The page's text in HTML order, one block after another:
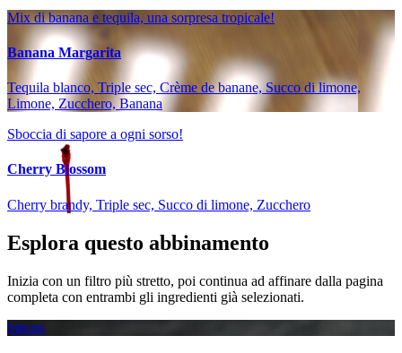
Mix di banana e tequila, una sorpresa tropicale!
Banana Margarita
Tequila blanco, Triple sec, Crème de banane, Succo di limone,
Limone, Zucchero, Banana
Sboccia di sapore a ogni sorso!
Cherry Blossom
Cherry brandy, Triple sec, Succo di limone, Zucchero
Esplora questo abbinamento
Inizia con un filtro più stretto, poi continua ad affinare dalla pagina
completa con entrambi gli ingredienti già selezionati.
Strong